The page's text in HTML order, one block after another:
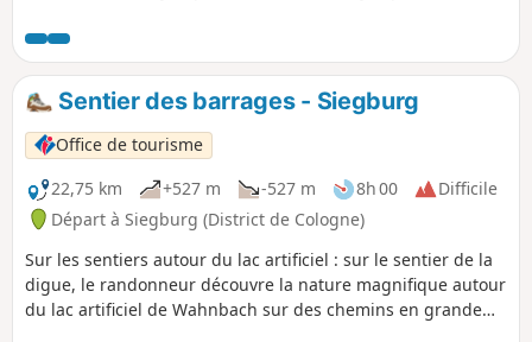
on profite de superbes vues sur les montagnes au-delà de
la vallée de la Sieg, sur le Westerwald et le Siebengebirge.
Ce n'est qu'après Altenherfen que le Kölner Weg descend
dans la vallée, avant de remonter fortement après
Rieferath. Notre randonnée variée se termine à Herchen,
une station climatique située dans l'un des plus beaux
endroits de la vallée de la Sieg.
Sentier des barrages - Siegburg
Office de tourisme
22,75 km
+527 m -527 m 8h 00
Difficile
Départ à Siegburg (District de Cologne)
Sur les sentiers autour du lac artificiel : sur le sentier de la
digue, le randonneur découvre la nature magnifique autour
du lac artificiel de Wahnbach sur des chemins en grande